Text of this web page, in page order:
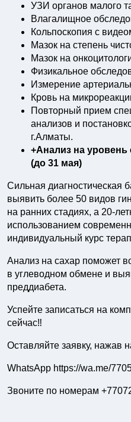
УЗИ органов малого
Влагалищное
Кольпоскопия с
Мазок на степень
Мазок на
Физикальное
Измерение
Кровь на
Повторный прием
анализов и
г.Алматы.
+Анализ на уровень
(до 31 мая)
Сильная диагностическая
выявить более 50 видов
на ранних стадиях, а 20-
использованием
индивидуальный курс
Анализ на сахар поможет
в углеводном обмене и
преддиабета.
Успейте записаться на
сейчас‼
Оставляйте заявку, нажав
WhatsApp https://wa.me/
Звоните по номерам